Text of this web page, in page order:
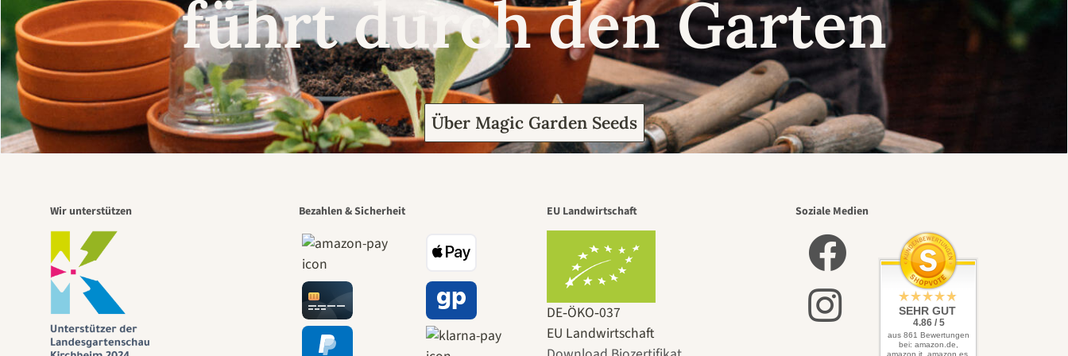
führt durch den Garten
Über Magic Garden Seeds
Wir unterstützen Bezahlen & Sicherheit EU Landwirtschaft
DE‑ÖKO‑037
EU Landwirtschaft
Soziale Medien
SEHR GUT
4.86 / 5
aus 861 Bewertungen
bei: amazon.de,
amazon.it, amazon.es,